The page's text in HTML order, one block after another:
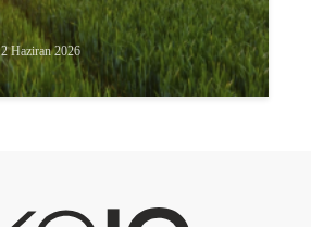
2 Haziran 2026